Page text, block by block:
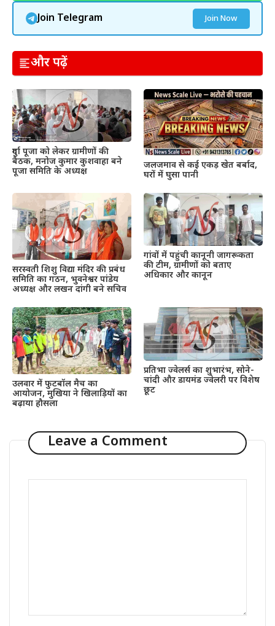
Join Telegram Join Now
और पढ़ें
दुर्गा पूजा को लेकर ग्रामीणों की
बैठक, मनोज कुमार कुशवाहा बने
पूजा समिति के अध्यक्ष
जलजमाव से कई एकड़ खेत बर्बाद,
घरों में घुसा पानी
सरस्वती शिशु विद्या मंदिर की प्रबंध
समिति का गठन, भुवनेश्वर पांडेय
अध्यक्ष और लखन दांगी बने सचिव
गांवों में पहुंची कानूनी जागरूकता
की टीम, ग्रामीणों को बताए
अधिकार और कानून
उलवार में फुटबॉल मैच का
आयोजन, मुखिया ने खिलाड़ियों का
बढ़ाया हौसला
प्रतिभा ज्वेलर्स का शुभारंभ, सोने-
चांदी और डायमंड ज्वेलरी पर विशेष
छूट
Leave a Comment